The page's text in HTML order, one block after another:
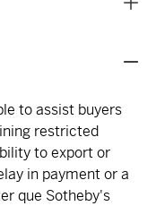
to assist buyers
restricted
to export or
in payment or a
que Sotheby's